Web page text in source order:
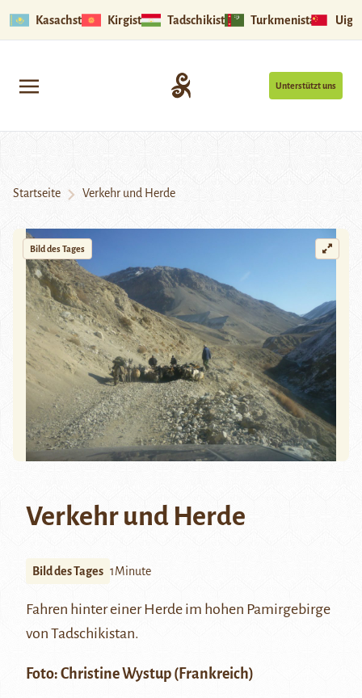
Kasachstan Kirgistan Tadschikistan Turkmenistan
Unterstützt uns
Startseite Verkehr und Herde
Bild des Tages
Verkehr und Herde
Bild des Tages 1Minute
Fahren hinter einer Herde im hohen Pamirgebirge
von Tadschikistan.
Foto: Christine Wystup (Frankreich)